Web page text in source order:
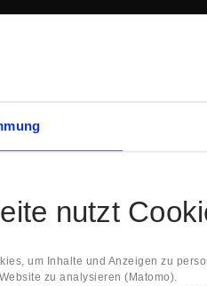
nutzt
um Inhalte und Anzeigen zu
zu analysieren (Matomo).